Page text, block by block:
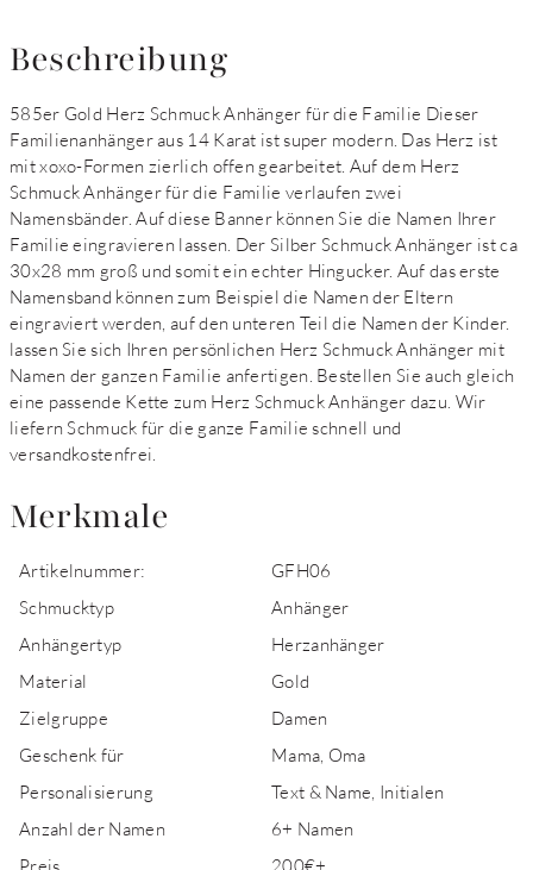
Beschreibung
585er Gold Herz Schmuck Anhänger für die Familie Dieser
Familienanhänger aus 14 Karat ist super modern. Das Herz ist
mit xoxo-Formen zierlich offen gearbeitet. Auf dem Herz
Schmuck Anhänger für die Familie verlaufen zwei
Namensbänder. Auf diese Banner können Sie die Namen Ihrer
Familie eingravieren lassen. Der Silber Schmuck Anhänger ist ca
30x28 mm groß und somit ein echter Hingucker. Auf das erste
Namensband können zum Beispiel die Namen der Eltern
eingraviert werden, auf den unteren Teil die Namen der Kinder.
lassen Sie sich Ihren persönlichen Herz Schmuck Anhänger mit
Namen der ganzen Familie anfertigen. Bestellen Sie auch gleich
eine passende Kette zum Herz Schmuck Anhänger dazu. Wir
liefern Schmuck für die ganze Familie schnell und
versandkostenfrei.
Merkmale
Artikelnummer:
GFH06
Schmucktyp
Anhänger
Anhängertyp
Herzanhänger
Material
Gold
Zielgruppe
Damen
Geschenk für
Mama, Oma
Personalisierung
Text & Name, Initialen
Anzahl der Namen
6+ Namen
Preis
200€+